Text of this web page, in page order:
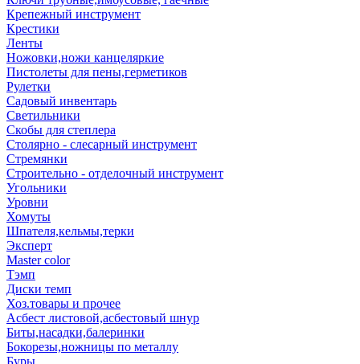
Крепежный инструмент
Крестики
Ленты
Ножовки,ножи канцеляркие
Пистолеты для пены,герметиков
Рулетки
Садовый инвентарь
Светильники
Скобы для степлера
Столярно - слесарный инструмент
Стремянки
Строительно - отделочный инструмент
Угольники
Уровни
Хомуты
Шпателя,кельмы,терки
Эксперт
Master color
Тэмп
Диски темп
Хоз.товары и прочее
Асбест листовой,асбестовый шнур
Биты,насадки,балеринки
Бокорезы,ножницы по металлу
Буры